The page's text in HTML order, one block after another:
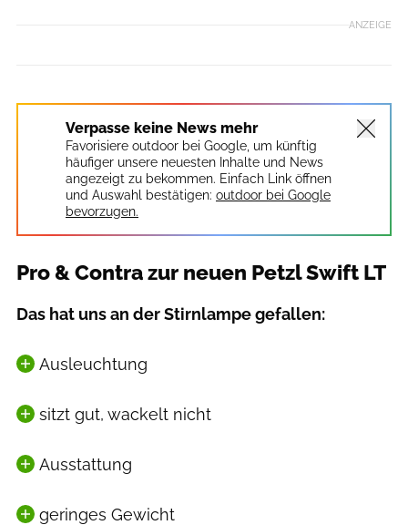
ANZEIGE
Verpasse keine News mehr
Favorisiere outdoor bei Google, um künftig
häufiger unsere neuesten Inhalte und News
angezeigt zu bekommen. Einfach Link öffnen
und Auswahl bestätigen: outdoor bei Google
bevorzugen.
Pro & Contra zur neuen Petzl Swift LT
Das hat uns an der Stirnlampe gefallen:
Ausleuchtung
sitzt gut, wackelt nicht
Ausstattung
geringes Gewicht